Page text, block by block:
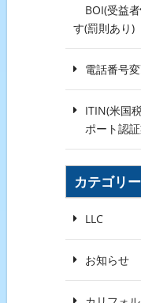
BOI(受益
す(罰則あり)
電話番号
ITIN(米国
ポート認
カテゴリー
LLC
お知らせ